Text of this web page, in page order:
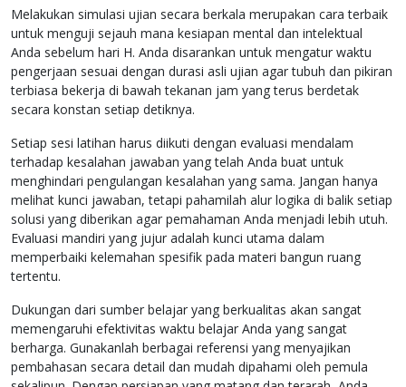
Melakukan simulasi ujian secara berkala merupakan cara terbaik
untuk menguji sejauh mana kesiapan mental dan intelektual
Anda sebelum hari H. Anda disarankan untuk mengatur waktu
pengerjaan sesuai dengan durasi asli ujian agar tubuh dan pikiran
terbiasa bekerja di bawah tekanan jam yang terus berdetak
secara konstan setiap detiknya.
Setiap sesi latihan harus diikuti dengan evaluasi mendalam
terhadap kesalahan jawaban yang telah Anda buat untuk
menghindari pengulangan kesalahan yang sama. Jangan hanya
melihat kunci jawaban, tetapi pahamilah alur logika di balik setiap
solusi yang diberikan agar pemahaman Anda menjadi lebih utuh.
Evaluasi mandiri yang jujur adalah kunci utama dalam
memperbaiki kelemahan spesifik pada materi bangun ruang
tertentu.
Dukungan dari sumber belajar yang berkualitas akan sangat
memengaruhi efektivitas waktu belajar Anda yang sangat
berharga. Gunakanlah berbagai referensi yang menyajikan
pembahasan secara detail dan mudah dipahami oleh pemula